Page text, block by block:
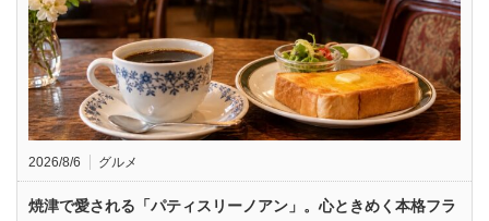
2026/8/6 グルメ
焼津で愛される「パティスリーノアン」。心ときめく本格フラ